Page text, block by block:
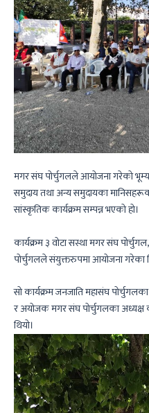
मगर संघ पोर्चुगलले आयोजना गरेको
समुदाय तथा अन्य समुदायका
सांस्कृतिक कार्यक्रम सम्पन्न भएको हो।
कार्यक्रम ३ वोटा सस्था मगर संघ
पोर्चुगलले संयुक्तरुपमा आयोजना गरेका
सो कार्यक्रम जनजाति महासंघ
र अयोजक मगर संघ पोर्चुगलका अध्यक्ष
थियो।